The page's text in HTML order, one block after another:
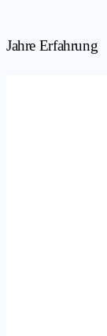
Jahre Erfahrung